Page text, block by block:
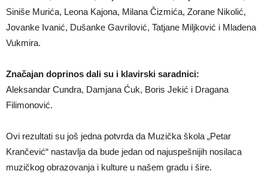
Siniše Murića, Leona Kajona, Milana Čizmića, Zorane Nikolić,
Jovanke Ivanić, Dušanke Gavrilović, Tatjane Miljković i Mladena
Vukmira.
Značajan doprinos dali su i klavirski saradnici:
Aleksandar Cundra, Damjana Ćuk, Boris Jekić i Dragana
Filimonović.
Ovi rezultati su još jedna potvrda da Muzička škola „Petar
Krančević“ nastavlja da bude jedan od najuspešnijih nosilaca
muzičkog obrazovanja i kulture u našem gradu i šire.